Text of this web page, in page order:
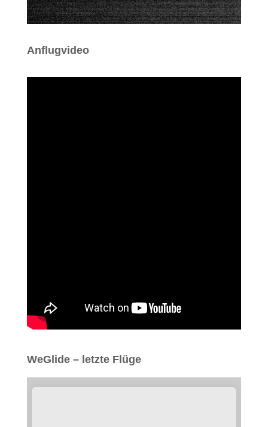
Anflugvideo
WeGlide – letzte Flüge